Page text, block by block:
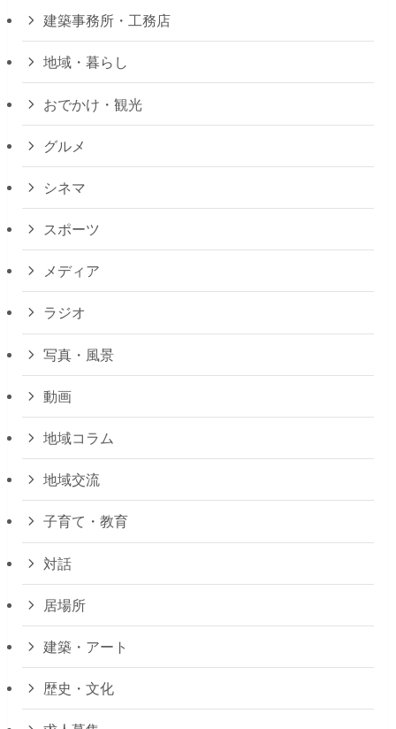
建築事務所・工務店
地域・暮らし
おでかけ・観光
グルメ
シネマ
スポーツ
メディア
ラジオ
写真・風景
動画
地域コラム
地域交流
子育て・教育
対話
居場所
建築・アート
歴史・文化